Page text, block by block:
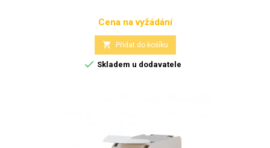
Cena
Cena na vyžádání
 Přidat do košíku
 Skladem u dodavatele